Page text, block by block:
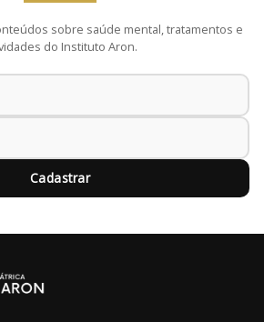
sobre saúde mental, tratamentos e
do Instituto Aron.
Cadastrar